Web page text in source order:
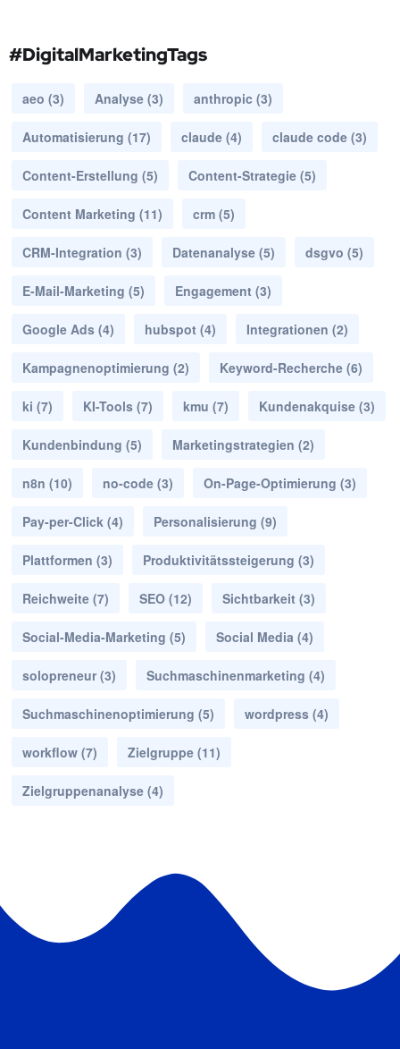
#DigitalMarketingTags
aeo (3) Analyse (3) anthropic (3)
Automatisierung (17) claude (4) claude code (3)
Content-Erstellung (5) Content-Strategie (5)
Content Marketing (11) crm (5)
CRM-Integration (3) Datenanalyse (5) dsgvo (5)
E-Mail-Marketing (5) Engagement (3)
Google Ads (4) hubspot (4) Integrationen (2)
Kampagnenoptimierung (2) Keyword-Recherche (6)
ki (7) KI-Tools (7) kmu (7) Kundenakquise (3)
Kundenbindung (5) Marketingstrategien (2)
n8n (10) no-code (3) On-Page-Optimierung (3)
Pay-per-Click (4) Personalisierung (9)
Plattformen (3) Produktivitätssteigerung (3)
Reichweite (7) SEO (12) Sichtbarkeit (3)
Social-Media-Marketing (5) Social Media (4)
solopreneur (3) Suchmaschinenmarketing (4)
Suchmaschinenoptimierung (5) wordpress (4)
workflow (7) Zielgruppe (11)
Zielgruppenanalyse (4)